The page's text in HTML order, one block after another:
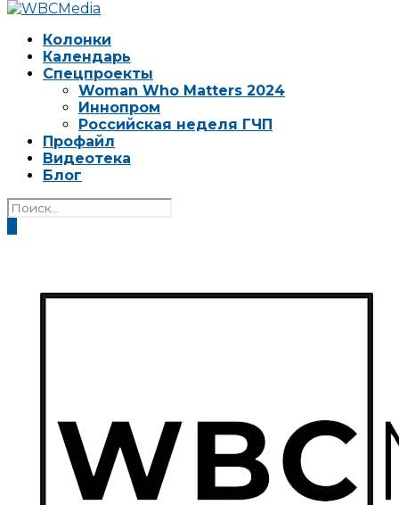
Колонки
Календарь
Спецпроекты
Woman Who Matters 2024
Иннопром
Российская неделя ГЧП
Профайл
Видеотека
Блог